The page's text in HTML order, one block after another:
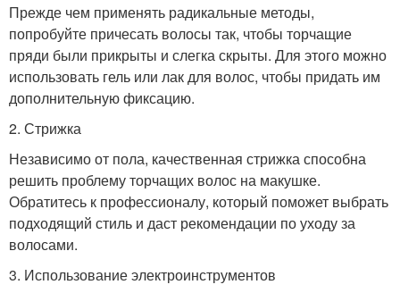
Прежде чем применять радикальные методы,
попробуйте причесать волосы так, чтобы торчащие
пряди были прикрыты и слегка скрыты. Для этого можно
использовать гель или лак для волос, чтобы придать им
дополнительную фиксацию.
2. Стрижка
Независимо от пола, качественная стрижка способна
решить проблему торчащих волос на макушке.
Обратитесь к профессионалу, который поможет выбрать
подходящий стиль и даст рекомендации по уходу за
волосами.
3. Использование электроинструментов